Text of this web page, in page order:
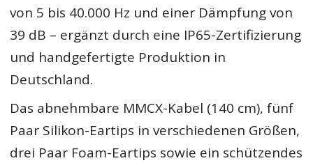
von 5 bis 40.000 Hz und einer Dämpfung von
39 dB – ergänzt durch eine IP65-Zertifizierung
und handgefertigte Produktion in
Deutschland.
Das abnehmbare MMCX-Kabel (140 cm), fünf
Paar Silikon-Eartips in verschiedenen Größen,
drei Paar Foam-Eartips sowie ein schützendes